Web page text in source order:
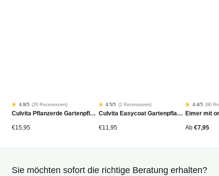
Rated
4.77
von
26
Kundenstimmen
4.8/5 (26 Rezensionen)
Culvita Pflanzerde Gartenpflanzen, Bäume & Hecken BIO 40L
€15,95
Rated
4.5
von
2
Kundenstimmen
4.5/5 (2 Rezensionen)
Culvita Easycoat Gartenpflanzendünger (Langzeitwirkung)
€11,95
Rated
4.42
von
90
4.4/5 (90
Ab €7,95
Sie möchten sofort die richtige Beratung erhalten?